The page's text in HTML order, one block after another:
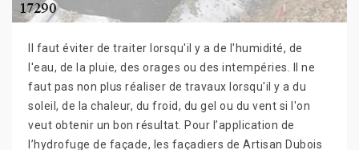
Il faut éviter de traiter lorsqu'il y a de l'humidité, de
l'eau, de la pluie, des orages ou des intempéries. Il ne
faut pas non plus réaliser de travaux lorsqu'il y a du
soleil, de la chaleur, du froid, du gel ou du vent si l'on
veut obtenir un bon résultat. Pour l’application de
l’hydrofuge de façade, les façadiers de Artisan Dubois